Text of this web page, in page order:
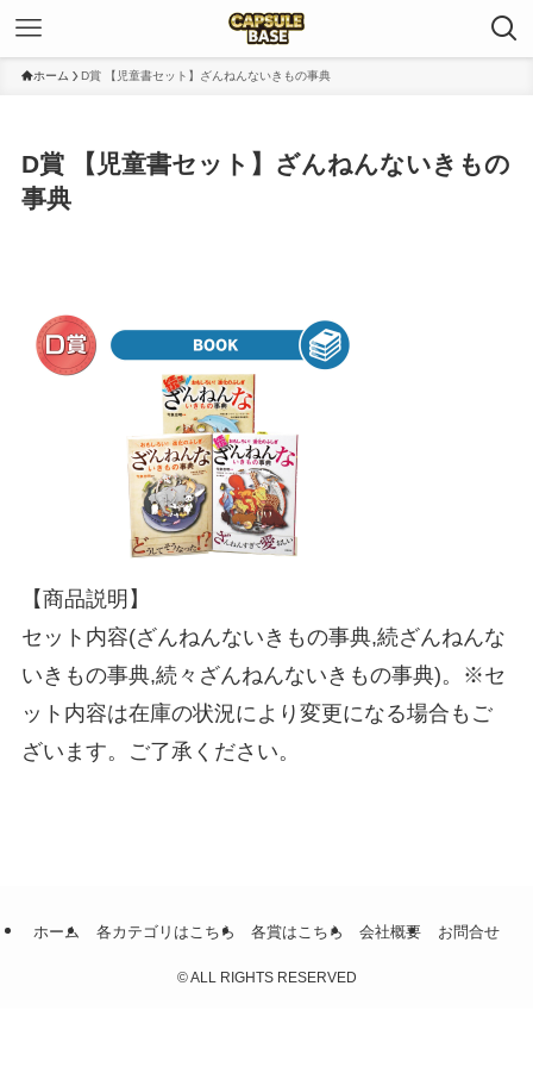
ホーム D賞 【児童書セット】ざんねんないきもの事典
D賞 【児童書セット】ざんねんないきもの
事典
【商品説明】
セット内容(ざんねんないきもの事典,続ざんねんな
いきもの事典,続々ざんねんないきもの事典)。※セ
ット内容は在庫の状況により変更になる場合もご
ざいます。ご了承ください。
ホーム 各カテゴリはこちら 各賞はこちら 会社概要 お問合せ
©ALL RIGHTS RESERVED